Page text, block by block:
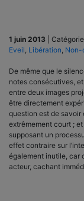
1 juin 2013
Eveil Libération Non-
De même que le
notes consécutives,
entre deux images
être directement
question est de
extrêmement court ;
supposant un
effet contraire sur
également inutile, car
acteur, cachant